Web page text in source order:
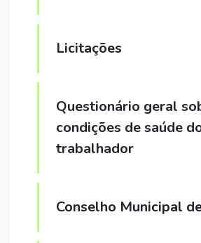
Licitações
Questionário geral
condições de saúde
trabalhador
Conselho Municipal